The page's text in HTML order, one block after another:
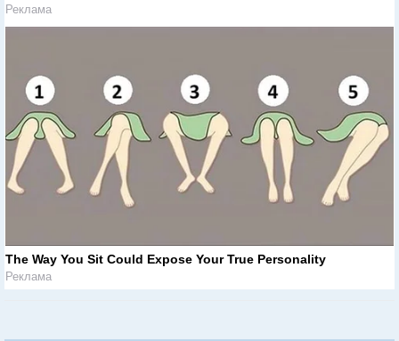
Реклама
The Way You Sit Could Expose Your True Personality
Реклама